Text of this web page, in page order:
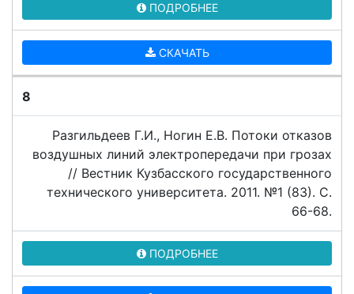
ПОДРОБНЕЕ
СКАЧАТЬ
8
Разгильдеев Г.И., Ногин Е.В. Потоки отказов
воздушных линий электропередачи при грозах
// Вестник Кузбасского государственного
технического университета. 2011. №1 (83). C.
66-68.
ПОДРОБНЕЕ